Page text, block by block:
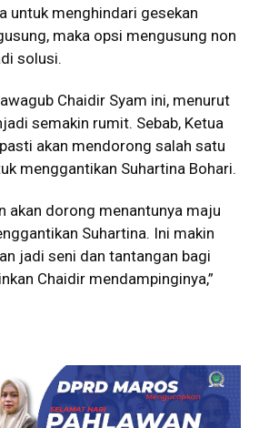
untuk menghindari gesekan
maka opsi mengusung non
solusi.
Chaidir Syam ini, menurut
semakin rumit. Sebab, Ketua
akan mendorong salah satu
menggantikan Suhartina Bohari.
akan dorong menantunya maju
Suhartina. Ini makin
jadi seni dan tantangan bagi
Chaidir mendampinginya,”